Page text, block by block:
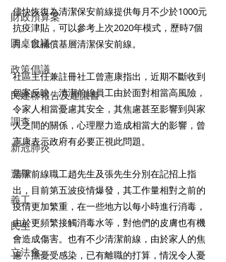
財政預算案
圓桌會議
政策倡議
民建聯報告及建議書
調查
新冠肺炎
選舉
義工
民生
立法會
儘快恢復為清潔保安前線提供每月不少於1000元
抗疫津貼，可以參考上次2020年模式，歷時7個
月，以補償基層清潔保安前線。
社區主任兼註冊社工曾憲康指出，近期不斷收到
個案反映，清潔前線員工由於面對相當高風險，
令家人相當憂慮其安全，其焦慮甚至影響到與家
人之間的關係，心理壓力造成相當大的影響，曾
憲康表示政府有必要正視此問題。
清潔前線職工趙先生及張先生分別在記招上指
出，目前第五波疫情爆發，其工作量相對之前的
疫情更加繁重，在一些地方以每小時進行消毒，
由於更頻繁接觸消毒水等，對他們的皮膚也有機
會造成傷害。也有不少清潔前線，由於家人的焦
慮，擔憂受感染，已有離職的打算，情況令人憂